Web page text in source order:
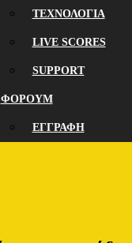
ΤΕΧΝΟΛΟΓΙΑ
LIVE SCORES
SUPPORT
ΦΟΡΟΥΜ
ΕΓΓΡΑΦΗ